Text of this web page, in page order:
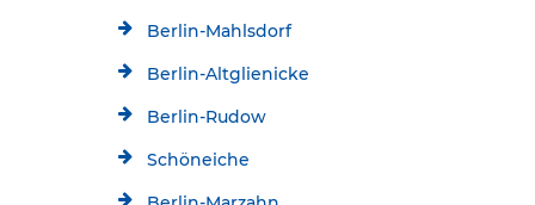
Berlin-Mahlsdorf
Berlin-Altglienicke
Berlin-Rudow
Schöneiche